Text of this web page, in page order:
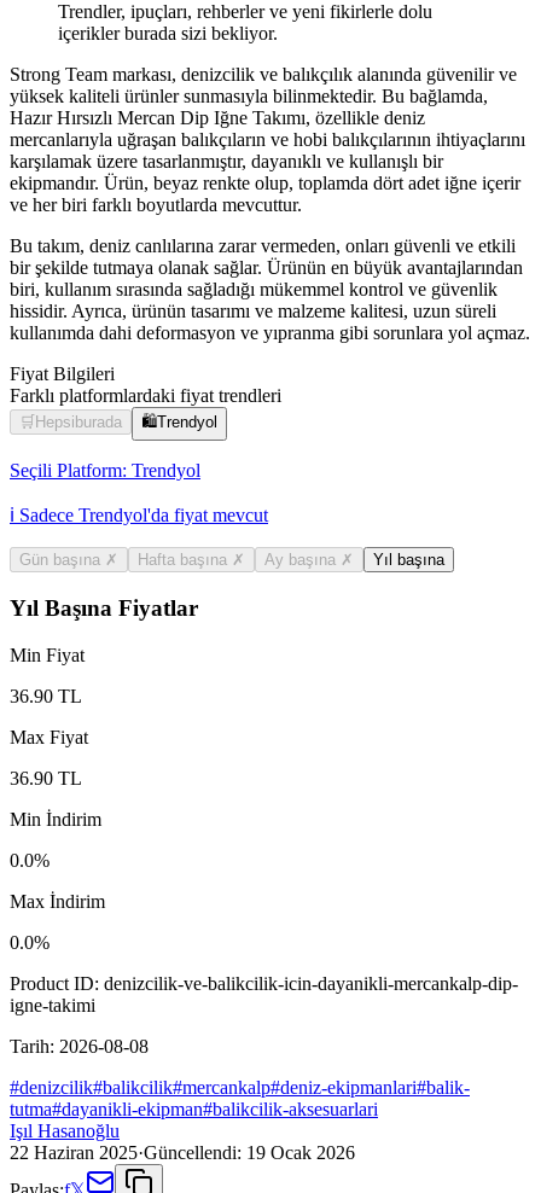
Trendler, ipuçları, rehberler ve yeni fikirlerle dolu
içerikler burada sizi bekliyor.
Strong Team markası, denizcilik ve balıkçılık alanında güvenilir ve
yüksek kaliteli ürünler sunmasıyla bilinmektedir. Bu bağlamda,
Hazır Hırsızlı Mercan Dip Iğne Takımı, özellikle deniz
mercanlarıyla uğraşan balıkçıların ve hobi balıkçılarının ihtiyaçlarını
karşılamak üzere tasarlanmıştır, dayanıklı ve kullanışlı bir
ekipmandır. Ürün, beyaz renkte olup, toplamda dört adet iğne içerir
ve her biri farklı boyutlarda mevcuttur.
Bu takım, deniz canlılarına zarar vermeden, onları güvenli ve etkili
bir şekilde tutmaya olanak sağlar. Ürünün en büyük avantajlarından
biri, kullanım sırasında sağladığı mükemmel kontrol ve güvenlik
hissidir. Ayrıca, ürünün tasarımı ve malzeme kalitesi, uzun süreli
kullanımda dahi deformasyon ve yıpranma gibi sorunlara yol açmaz.
Fiyat Bilgileri
Farklı platformlardaki fiyat trendleri
🛒 Hepsiburada 🛍️Trendyol
Seçili Platform: Trendyol
ℹ️ Sadece Trendyol'da fiyat mevcut
Gün başına ✗ Hafta başına ✗ Ay başına ✗ Yıl başına
Yıl Başına Fiyatlar
Min Fiyat
36.90 TL
Max Fiyat
36.90 TL
Min İndirim
0.0%
Max İndirim
0.0%
Product ID: denizcilik-ve-balikcilik-icin-dayanikli-mercankalp-dip-
igne-takimi
Tarih: 2026-08-08
#denizcilik#balikcilik#mercankalp#deniz-ekipmanlari#balik-
tutma#dayanikli-ekipman#balikcilik-aksesuarlari
Işıl Hasanoğlu
22 Haziran 2025·Güncellendi: 19 Ocak 2026